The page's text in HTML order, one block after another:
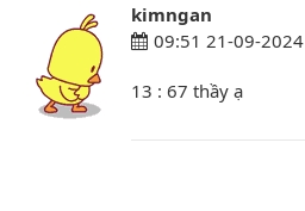
kimngan
09:51 21-09-2024
13 : 67 thầy ạ